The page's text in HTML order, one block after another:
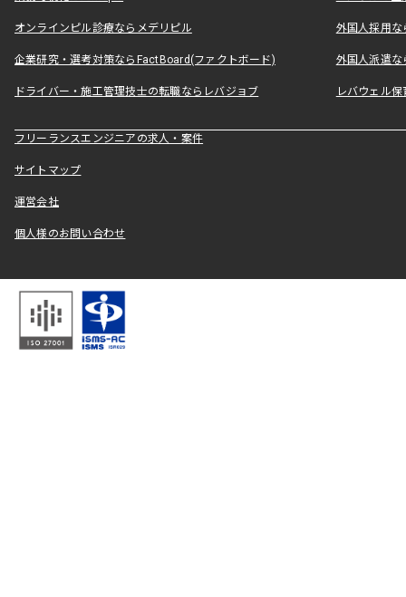
オンラインピル診療ならメデリピル 外国人採用
企業研究・選考対策ならFactBoard(ファクトボード) 外国人派遣な
ドライバー・施工管理技士の転職ならレバジョブ レバウェル
フリーランスエンジニアの求人・案件
サイトマップ
運営会社
個人様のお問い合わせ